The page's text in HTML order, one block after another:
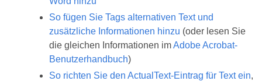
So fügen Sie Tags alternativen Text und
zusätzliche Informationen hinzu (oder lesen Sie
die gleichen Informationen imAdobe Acrobat-
Benutzerhandbuch)
So richten Sie den ActualText-Eintrag für Text ein,